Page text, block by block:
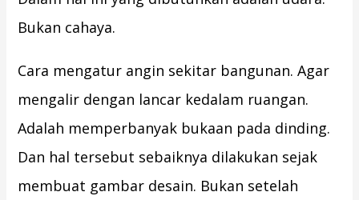
Bukan cahaya.
Cara mengatur angin sekitar bangunan. Agar
mengalir dengan lancar kedalam ruangan.
Adalah memperbanyak bukaan pada dinding.
Dan hal tersebut sebaiknya dilakukan sejak
membuat gambar desain. Bukan setelah